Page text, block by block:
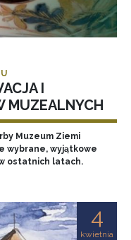
I
MUZEALNYCH
Muzeum Ziemi
wybrane, wyjątkowe
ostatnich latach.
4
kwietnia